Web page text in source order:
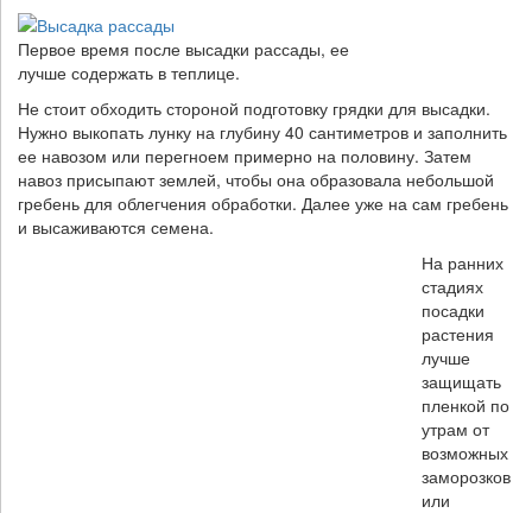
Первое время после высадки рассады, ее
лучше содержать в теплице.
Не стоит обходить стороной подготовку грядки для высадки.
Нужно выкопать лунку на глубину 40 сантиметров и заполнить
ее навозом или перегноем примерно на половину. Затем
навоз присыпают землей, чтобы она образовала небольшой
гребень для облегчения обработки. Далее уже на сам гребень
и высаживаются семена.
На ранних
стадиях
посадки
растения
лучше
защищать
пленкой по
утрам от
возможных
заморозков
или